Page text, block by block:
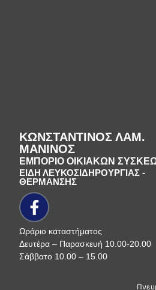
ΚΩΝΣΤΑΝΤΙΝΟΣ ΛΑΜ.
ΜΑΝΙΝΟΣ
ΕΜΠΟΡΙΟ ΟΙΚΙΑΚΩΝ
ΕΙΔΗ ΛΕΥΚΟΣΙΔΗΡΟΥΡΓΙΑΣ -
ΘΕΡΜΑΝΣΗΣ
Ωράριο καταστήματος
Δευτέρα – Παρασκευή 10.00-20.00
Σάββατο 10.00 – 15.00